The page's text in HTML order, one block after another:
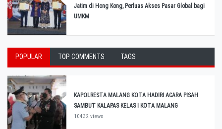
Jatim di Hong Kong, Perluas Akses Pasar Global bagi
UMKM
POPULAR TOP COMMENTS TAGS
KAPOLRESTA MALANG KOTA HADIRI ACARA PISAH
SAMBUT KALAPAS KELAS I KOTA MALANG
10432 views